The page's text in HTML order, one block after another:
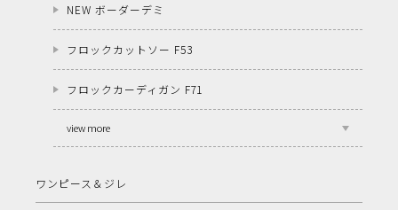
NEW ボーダーデミ
フロックカットソー F53
フロックカーディガン F71
view more
ワンピース＆ジレ